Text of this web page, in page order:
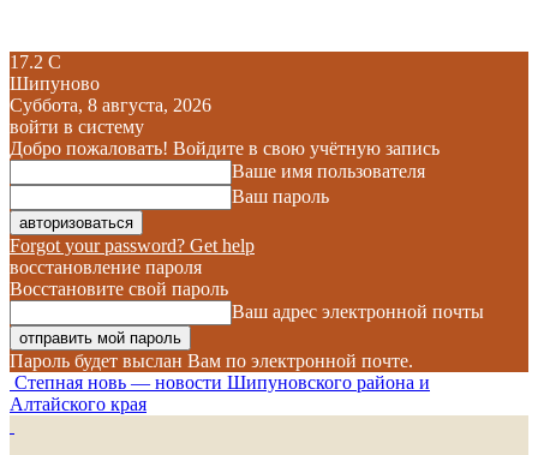
17.2 C
Шипуново
Суббота, 8 августа, 2026
войти в систему
Добро пожаловать! Войдите в свою учётную запись
Ваше имя пользователя
Ваш пароль
Forgot your password? Get help
восстановление пароля
Восстановите свой пароль
Ваш адрес электронной почты
Пароль будет выслан Вам по электронной почте.
Степная новь — новости Шипуновского района и
Алтайского края